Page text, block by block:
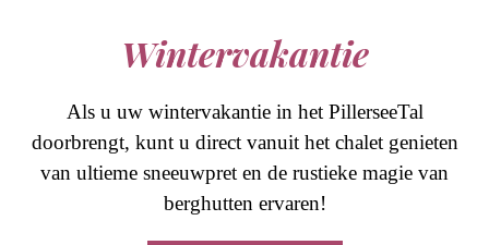
Wintervakantie
Als u uw wintervakantie in het PillerseeTal
doorbrengt, kunt u direct vanuit het chalet genieten
van ultieme sneeuwpret en de rustieke magie van
berghutten ervaren!